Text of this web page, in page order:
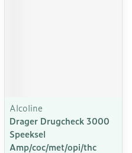
Alcoline
Drager Drugcheck 3000
Speeksel
Amp/coc/met/opi/thc